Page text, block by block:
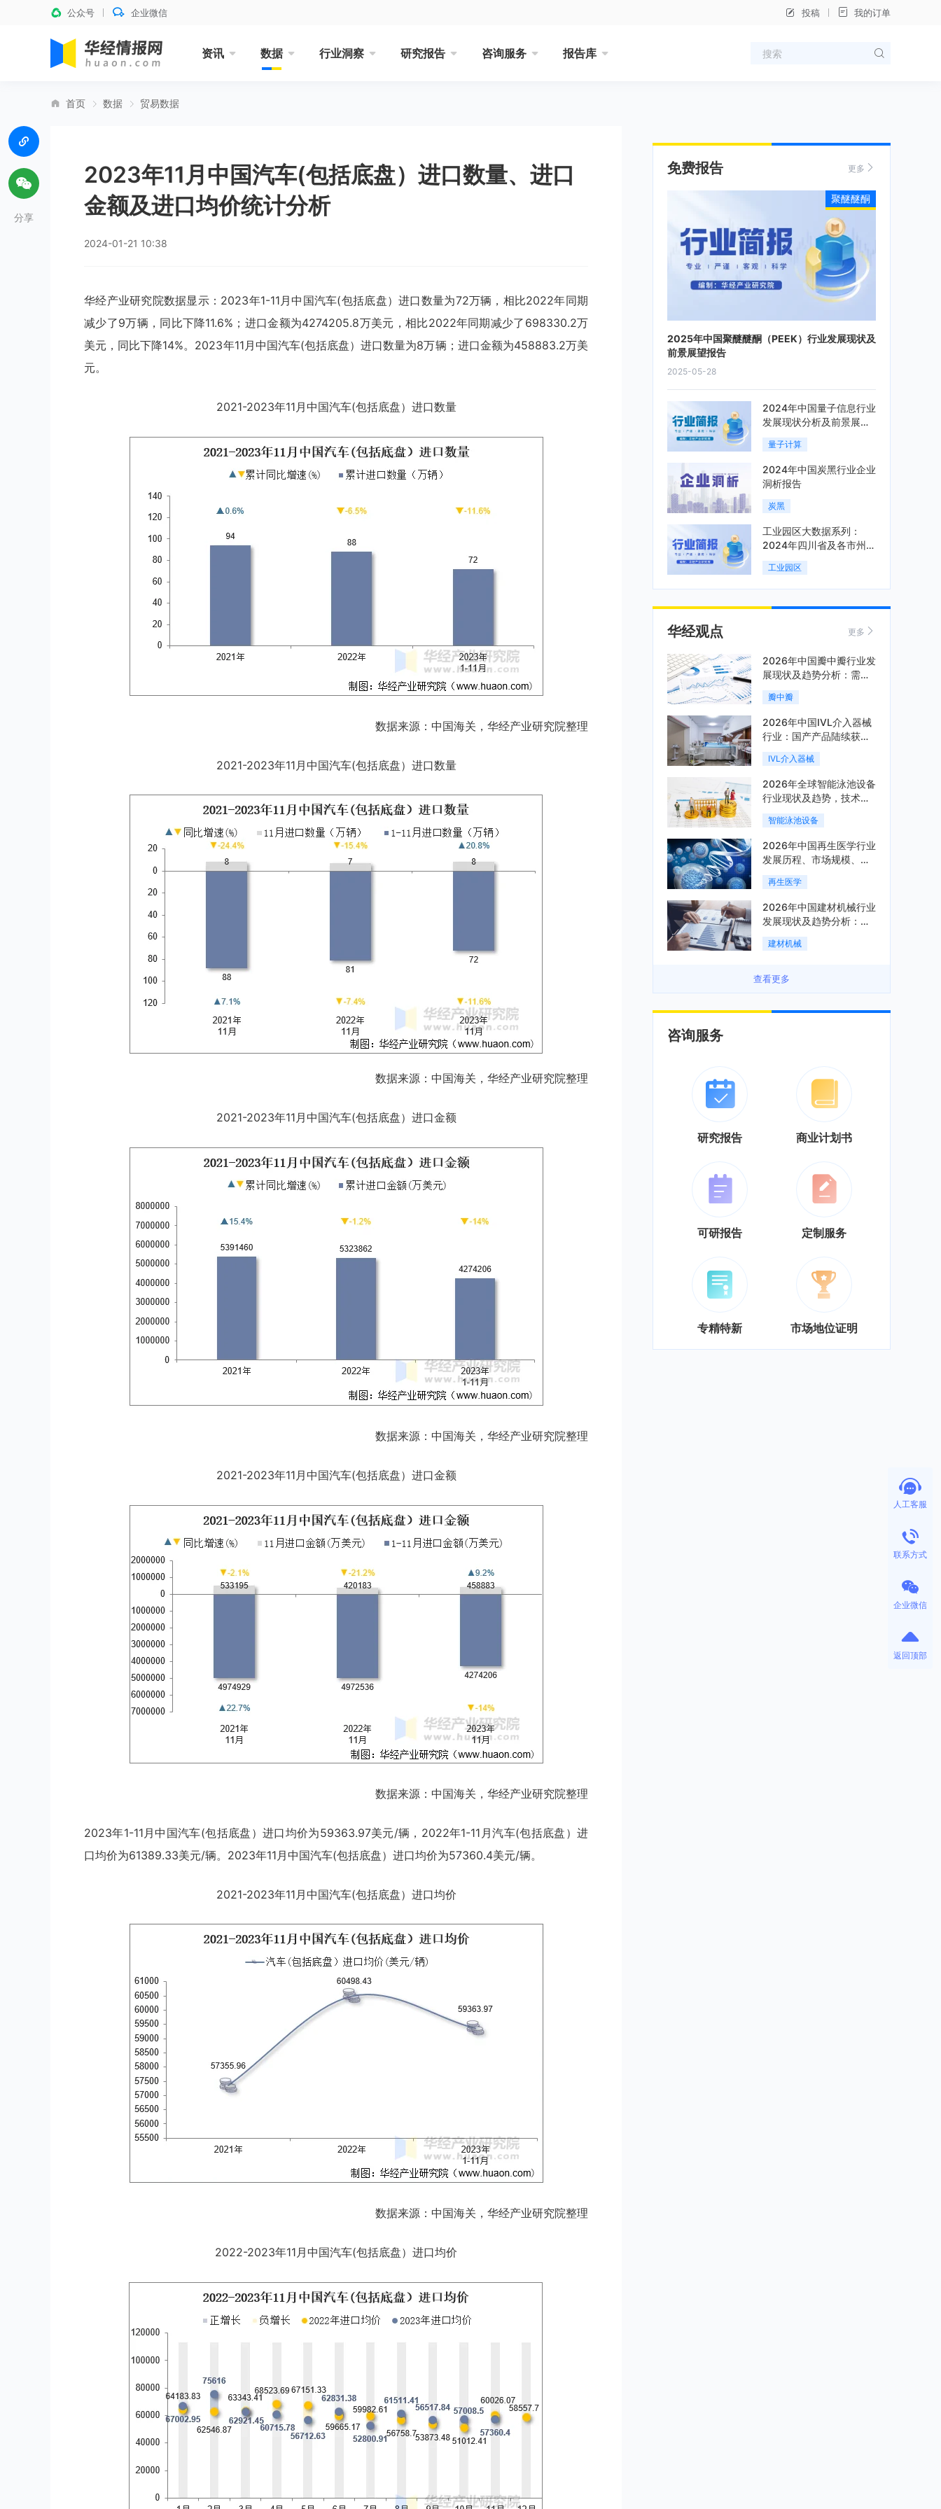
公众号 企业微信 投稿 我的订单
资讯 数据 行业洞察 研究报告 咨询服务 报告库
首页 数据 贸易数据
2023年11月中国汽车(包括底盘）进口数量、进口
金额及进口均价统计分析
2024-01-21 10:38
华经产业研究院数据显示：2023年1-11月中国汽车(包括底盘）进口数量为72万辆，相比2022年同期
减少了9万辆，同比下降11.6%；进口金额为4274205.8万美元，相比2022年同期减少了698330.2万
美元，同比下降14%。2023年11月中国汽车(包括底盘）进口数量为8万辆；进口金额为458883.2万美
元。
2021-2023年11月中国汽车(包括底盘）进口数量
数据来源：中国海关，华经产业研究院整理
2021-2023年11月中国汽车(包括底盘）进口数量
数据来源：中国海关，华经产业研究院整理
2021-2023年11月中国汽车(包括底盘）进口金额
数据来源：中国海关，华经产业研究院整理
2021-2023年11月中国汽车(包括底盘）进口金额
数据来源：中国海关，华经产业研究院整理
2023年1-11月中国汽车(包括底盘）进口均价为59363.97美元/辆，2022年1-11月汽车(包括底盘）进
口均价为61389.33美元/辆。2023年11月中国汽车(包括底盘）进口均价为57360.4美元/辆。
2021-2023年11月中国汽车(包括底盘）进口均价
数据来源：中国海关，华经产业研究院整理
2022-2023年11月中国汽车(包括底盘）进口均价
分享
免费报告 更多
2025年中国聚醚醚酮（PEEK）行业发展现状及
前景展望报告
2025-05-28
聚醚醚酮
2024年中国量子信息行业
发展现状分析及前景展望
报告
量子计算
2024年中国炭黑行业企业
洞析报告
炭黑
工业园区大数据系列：
2024年四川省及各市州工
业园区全景洞析报告
工业园区
华经观点 更多
2026年中国瓣中瓣行业发
展现状及趋势分析：需求
可持续释放，市场发展前
景良好「图」
瓣中瓣
2026年中国IVL介入器械
行业：国产产品陆续获
批，市场将进入持续高增
长阶段「图」
IVL介入器械
2026年全球智能泳池设备
行业现状及趋势，技术端
朝着系统集成、绿色节能
方向迭代「图」
智能泳池设备
2026年中国再生医学行业
发展历程、市场规模、相
关政策、产业链、竞争格
局及发展潜力分析「图」
再生医学
2026年中国建材机械行业
发展现状及趋势分析：企
业加速向“装备+系统+服
务”综合服务商转型「图」
建材机械
查看更多
咨询服务
研究报告 商业计划书
可研报告 定制服务
专精特新 市场地位证明
人工客服
联系方式
企业微信
返回顶部